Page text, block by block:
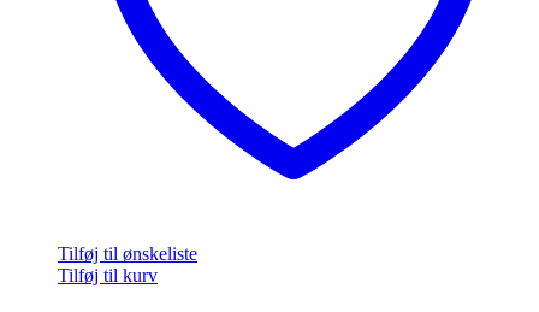
Tilføj til ønskeliste
Tilføj til kurv